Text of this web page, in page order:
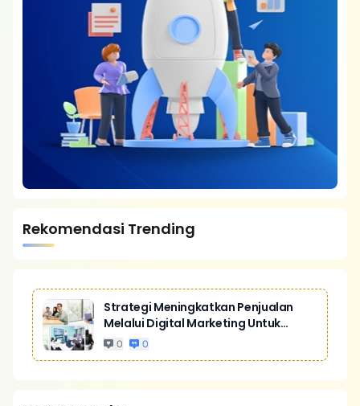
Rekomendasi Trending
Strategi Meningkatkan Penjualan
Melalui Digital Marketing Untuk
Bisnis Yang Lebih Kompetitif
0 0